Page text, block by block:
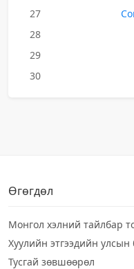
27
28
29
30
Өгөгдөл
Монгол хэлний тайлбар
Хуулийн этгээдийн улсын
Тусгай зөвшөөрөл